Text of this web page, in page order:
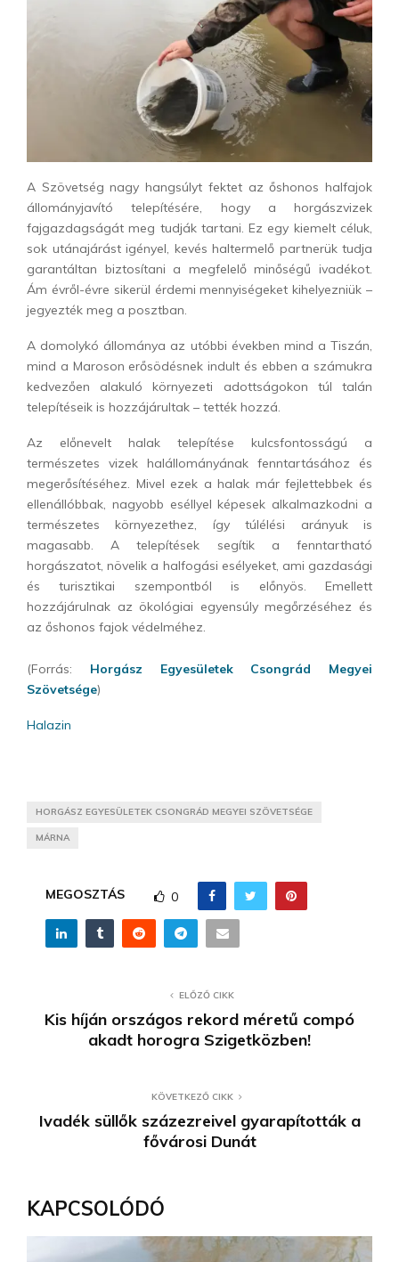
A Szövetség nagy hangsúlyt fektet az őshonos halfajok
állományjavító telepítésére, hogy a horgászvizek
fajgazdagságát meg tudják tartani. Ez egy kiemelt céluk,
sok utánajárást igényel, kevés haltermelő partnerük tudja
garantáltan biztosítani a megfelelő minőségű ivadékot.
Ám évről-évre sikerül érdemi mennyiségeket kihelyezniük –
jegyezték meg a posztban.
A domolykó állománya az utóbbi években mind a Tiszán,
mind a Maroson erősödésnek indult és ebben a számukra
kedvezően alakuló környezeti adottságokon túl talán
telepítéseik is hozzájárultak – tették hozzá.
Az előnevelt halak telepítése kulcsfontosságú a
természetes vizek halállományának fenntartásához és
megerősítéséhez. Mivel ezek a halak már fejlettebbek és
ellenállóbbak, nagyobb eséllyel képesek alkalmazkodni a
természetes környezethez, így túlélési arányuk is
magasabb. A telepítések segítik a fenntartható
horgászatot, növelik a halfogási esélyeket, ami gazdasági
és turisztikai szempontból is előnyös. Emellett
hozzájárulnak az ökológiai egyensúly megőrzéséhez és
az őshonos fajok védelméhez.
(Forrás: Horgász Egyesületek Csongrád Megyei
Szövetsége)
Halazin
HORGÁSZ EGYESÜLETEK CSONGRÁD MEGYEI SZÖVETSÉGE
MÁRNA
MEGOSZTÁS 0
ELŐZŐ CIKK
Kis híján országos rekord méretű compó
akadt horogra Szigetközben!
KÖVETKEZŐ CIKK
Ivadék süllők százezreivel gyarapították a
fővárosi Dunát
KAPCSOLÓDÓ